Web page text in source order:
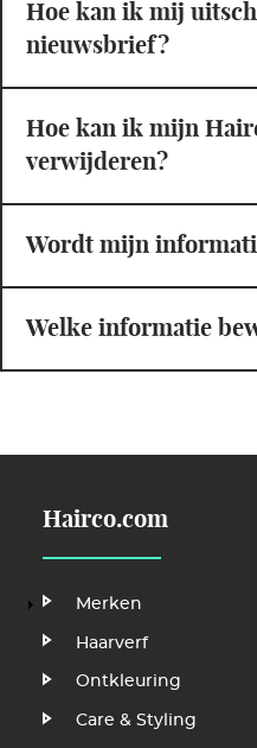
Hoe kan ik mij
nieuwsbrief?
Hoe kan ik mijn
verwijderen?
Wordt mijn
Welke informatie
Hairco.com
Hoofdnavigatie
Merken
Haarverf
Ontkleuring
Care & Styling